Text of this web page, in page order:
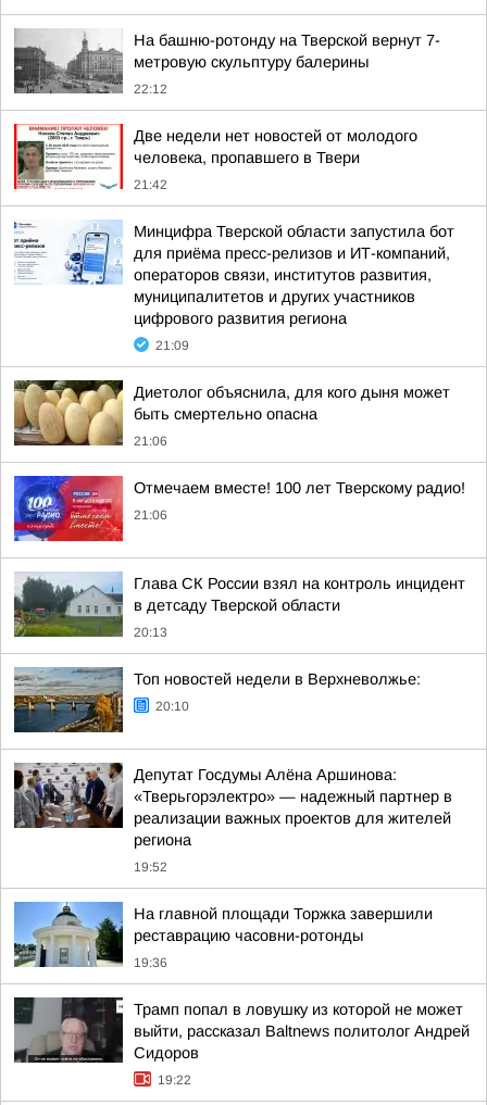
На башню-ротонду на Тверской вернут 7-
метровую скульптуру балерины
22:12
Две недели нет новостей от молодого
человека, пропавшего в Твери
21:42
Минцифра Тверской области запустила бот
для приёма пресс-релизов и ИТ-компаний,
операторов связи, институтов развития,
муниципалитетов и других участников
цифрового развития региона
21:09
Диетолог объяснила, для кого дыня может
быть смертельно опасна
21:06
Отмечаем вместе! 100 лет Тверскому радио!
21:06
Глава СК России взял на контроль инцидент
в детсаду Тверской области
20:13
Топ новостей недели в Верхневолжье:
20:10
Депутат Госдумы Алёна Аршинова:
«Тверьгорэлектро» — надежный партнер в
реализации важных проектов для жителей
региона
19:52
На главной площади Торжка завершили
реставрацию часовни-ротонды
19:36
Трамп попал в ловушку из которой не может
выйти, рассказал Baltnews политолог Андрей
Сидоров
19:22